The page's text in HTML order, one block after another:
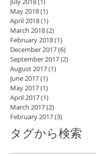
May 2018(1)
April 2018(1)
March 2018(2)
February 2018(1)
December 2017(6)
September 2017(2)
August 2017(1)
June 2017(1)
May 2017(1)
April 2017(1)
March 2017(2)
February 2017(3)
タグから検索